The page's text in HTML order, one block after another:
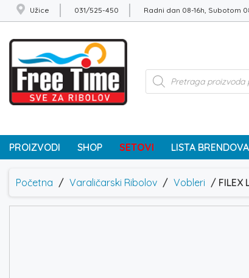
Užice 031/525-450 Radni dan 08-16h, Subotom
Products
search
PROIZVODI SHOP SETOVI LISTA BRENDOVA
Početna / Varaličarski Ribolov / Vobleri / FILEX